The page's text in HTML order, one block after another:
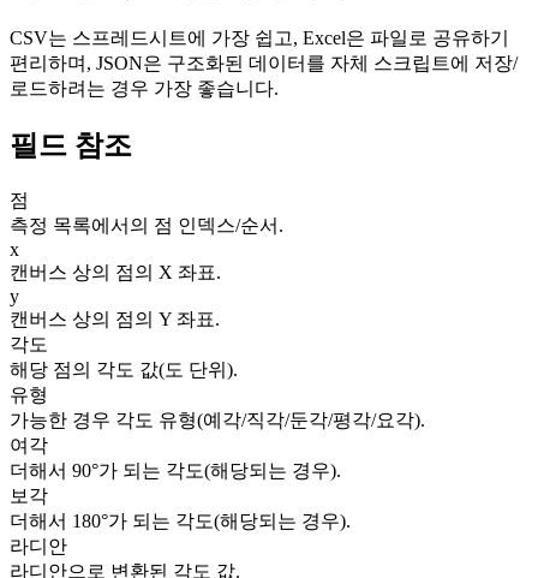
CSV는 스프레드시트에 가장 쉽고, Excel은 파일로 공유하기
편리하며, JSON은 구조화된 데이터를 자체 스크립트에 저장/
로드하려는 경우 가장 좋습니다.
필드 참조
점
측정 목록에서의 점 인덱스/순서.
x
캔버스 상의 점의 X 좌표.
y
캔버스 상의 점의 Y 좌표.
각도
해당 점의 각도 값(도 단위).
유형
가능한 경우 각도 유형(예각/직각/둔각/평각/요각).
여각
더해서 90°가 되는 각도(해당되는 경우).
보각
더해서 180°가 되는 각도(해당되는 경우).
라디안
라디안으로 변환된 각도 값.